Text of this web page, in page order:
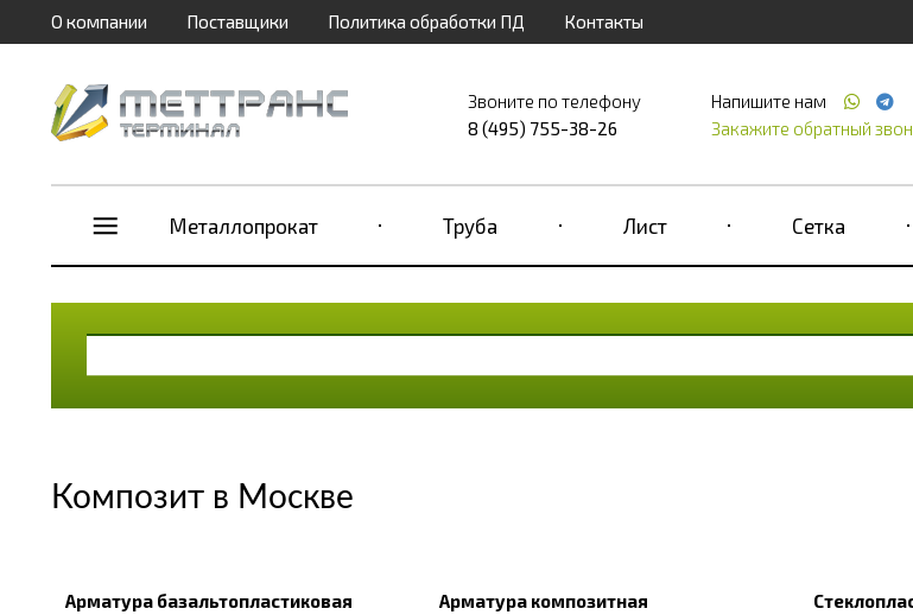
О компании Поставщики Политика обработки ПД Контакты
Звоните по телефону
8 (495) 755-38-26
Напишите нам
Закажите обратный
Металлопрокат Труба Лист Сетка
Композит в Москве
Арматура базальтопластиковая Арматура композитная